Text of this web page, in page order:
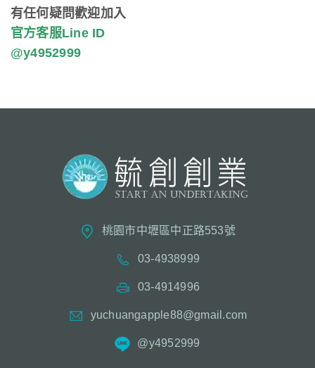
有任何疑問歡迎加入
官方客服Line ID
@y4952999
桃園市中壢區中正路553號
03-4938999
03-4914996
yuchuangapple88@gmail.com
@y4952999